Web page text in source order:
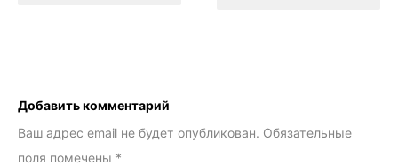
Добавить комментарий
Ваш адрес email не будет опубликован. Обязательные
поля помечены *